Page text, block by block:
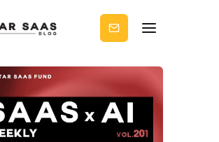
ノウ
ハウ
を受
りま
か？